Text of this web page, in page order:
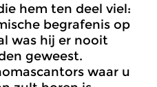
hem ten deel viel:
begrafenis op
was hij er nooit
geweest.
waar u